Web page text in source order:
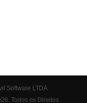
Software LTDA
Todos os Direitos